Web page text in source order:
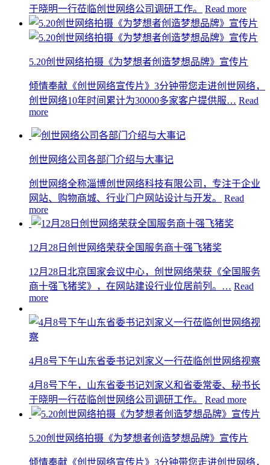
于晓明一行莅临创世网络公司调研工作。
Read more
5.20创世网络拍摄《为梦想者创造梦想品牌》宣传片
倾情奉献《创世网络宣传片》3分钟带您走进创世网络，
创世网络10年时间累计为30000多家客户提供服… Read
more
创世网络公司各部门介绍与大事记
创世网络全称淄博创世网络科技有限公司，专注于企业
网站、购物商城、行业门户网站设计与开发。
Read
more
12月28日创世网络荣获全国服务商十强飞猪奖
12月28日北京国家会议中心，创世网络荣获《全国服务
商十强飞猪奖》，在网站建设行业位居前列。… Read
more
4月8号下午山东省委书记刘家义一行莅临创世网络视察
4月8号下午，山东省委书记刘家义和省委常委、秘书长
于晓明一行莅临创世网络公司调研工作。
Read more
5.20创世网络拍摄《为梦想者创造梦想品牌》宣传片
倾情奉献《创世网络宣传片》3分钟带您走进创世网络，